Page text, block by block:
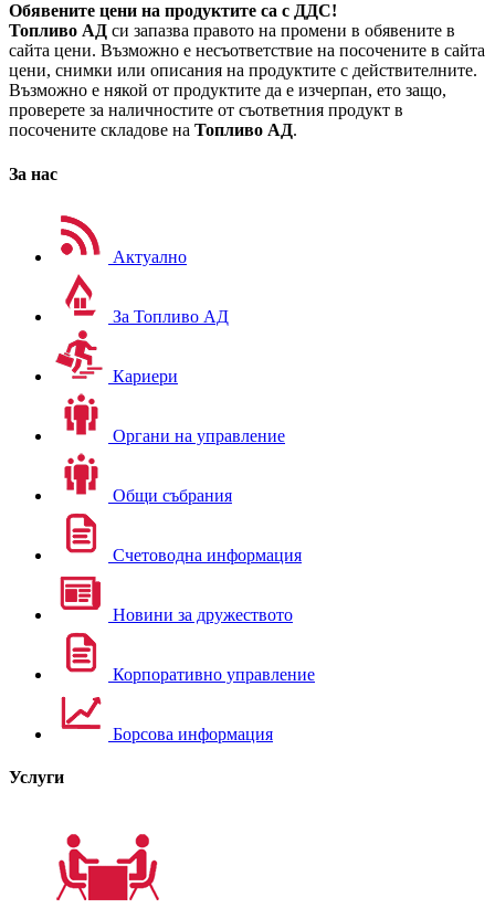
Обявените цени на продуктите са с ДДС!
Топливо АД си запазва правото на промени в обявените в
сайта цени. Възможно е несъответствие на посочените в сайта
цени, снимки или описания на продуктите с действителните.
Възможно е някой от продуктите да е изчерпан, ето защо,
проверете за наличностите от съответния продукт в
посочените складове на Топливо АД.
За нас
Актуално
За Топливо АД
Кариери
Органи на управление
Общи събрания
Счетоводна информация
Новини за дружеството
Корпоративно управление
Борсова информация
Услуги